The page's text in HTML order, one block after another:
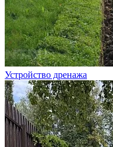
Устройство дренажа